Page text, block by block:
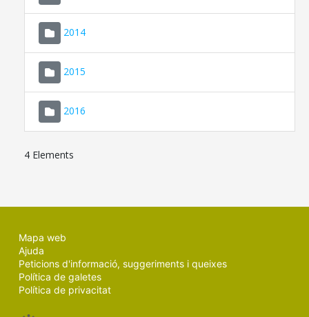
2014
2015
2016
4 Elements
Mapa web
Ajuda
Peticions d'informació, suggeriments i queixes
Política de galetes
Política de privacitat